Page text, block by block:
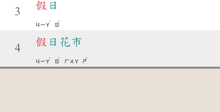
3
假 日
ㄐㄧㄚ
ˋ
ㄖ
ˋ
4
假 日花市
ㄐㄧㄚ
ˋ
ㄖ
ˋ
ㄏㄨㄚ ㄕ
ˋ